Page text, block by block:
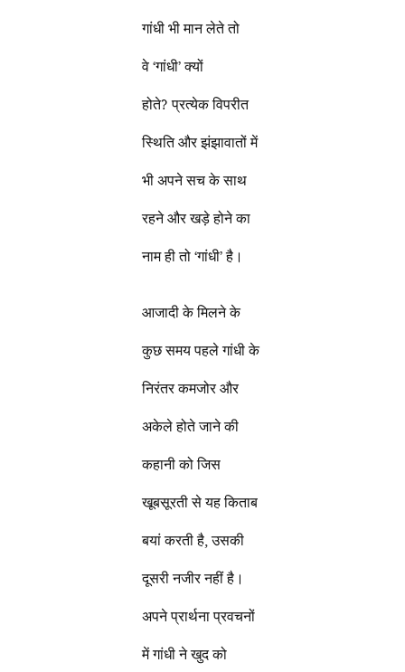
गांधी भी मान लेते तो
वे ‘गांधी’ क्यों
होते? प्रत्येक विपरीत
स्थिति और झंझावातों में
भी अपने सच के साथ
रहने और खड़े होने का
नाम ही तो ‘गांधी’ है।
आजादी के मिलने के
कुछ समय पहले गांधी के
निरंतर कमजोर और
अकेले होते जाने की
कहानी को जिस
खूबसूरती से यह किताब
बयां करती है, उसकी
दूसरी नजीर नहीं है।
अपने प्रार्थना प्रवचनों
में गांधी ने खुद को